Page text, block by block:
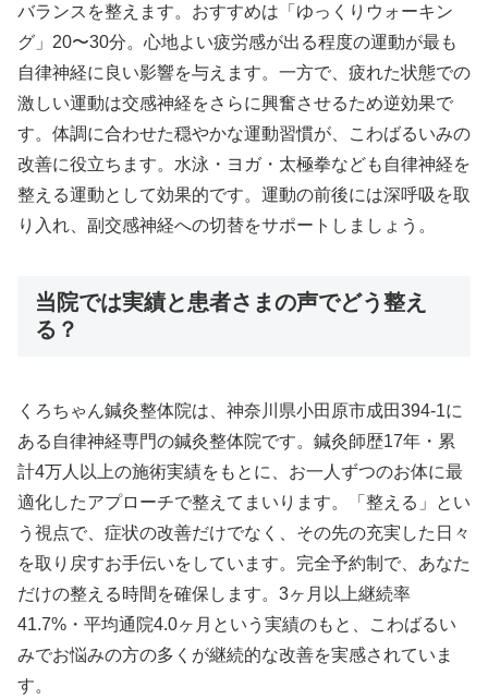
バランスを整えます。おすすめは「ゆっくりウォーキン
グ」20〜30分。心地よい疲労感が出る程度の運動が最も
自律神経に良い影響を与えます。一方で、疲れた状態での
激しい運動は交感神経をさらに興奮させるため逆効果で
す。体調に合わせた穏やかな運動習慣が、こわばるいみの
改善に役立ちます。水泳・ヨガ・太極拳なども自律神経を
整える運動として効果的です。運動の前後には深呼吸を取
り入れ、副交感神経への切替をサポートしましょう。
当院では実績と患者さまの声でどう整え
る？
くろちゃん鍼灸整体院は、神奈川県小田原市成田394-1に
ある自律神経専門の鍼灸整体院です。鍼灸師歴17年・累
計4万人以上の施術実績をもとに、お一人ずつのお体に最
適化したアプローチで整えてまいります。「整える」とい
う視点で、症状の改善だけでなく、その先の充実した日々
を取り戻すお手伝いをしています。完全予約制で、あなた
だけの整える時間を確保します。3ヶ月以上継続率
41.7%・平均通院4.0ヶ月という実績のもと、こわばるい
みでお悩みの方の多くが継続的な改善を実感されていま
す。